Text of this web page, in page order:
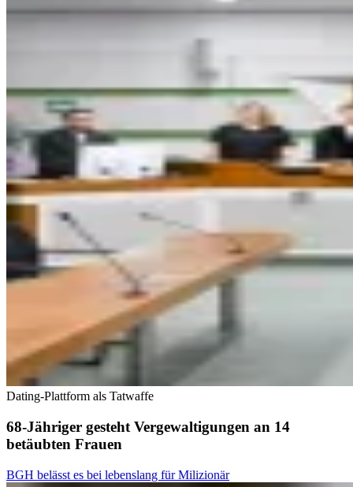
Dating-Plattform als Tatwaffe
68-Jähriger gesteht Vergewaltigungen an 14
betäubten Frauen
BGH belässt es bei lebenslang für Milizionär